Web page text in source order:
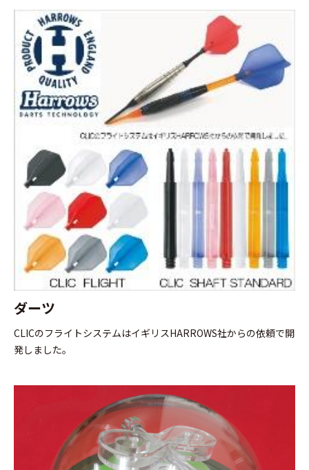
ダーツ
CLICのフライトシステムはイギリスHARROWS社からの依頼で開
発しました。